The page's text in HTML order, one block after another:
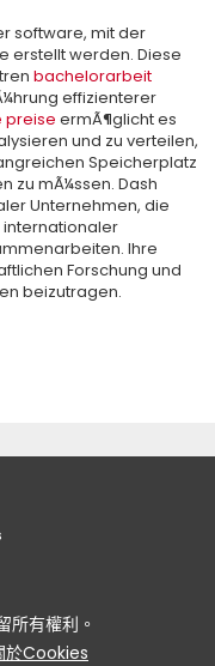
software, mit der
erstellt werden. Diese
bachelorarbeit
effizienterer
preise ermÃ¶glicht es
und zu verteilen,
Speicherplatz
zu mÃ¼ssen. Dash
Unternehmen, die
internationaler
Ihre
Forschung und
beizutragen.
有權利。
於Cookies